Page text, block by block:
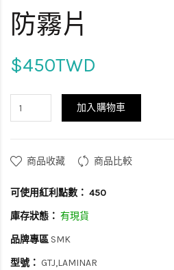
防霧片
$450TWD
加入購物車
商品收藏 商品比較
可使用紅利點數： 450
庫存狀態： 有現貨
品牌專區 SMK
型號： GTJ,LAMINAR